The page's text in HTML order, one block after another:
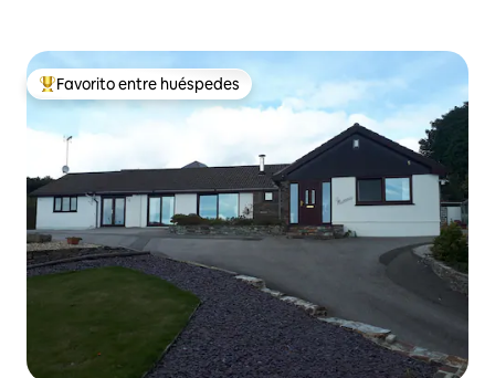
Favorito entre huéspedes preferido
Favorito entre huéspedes